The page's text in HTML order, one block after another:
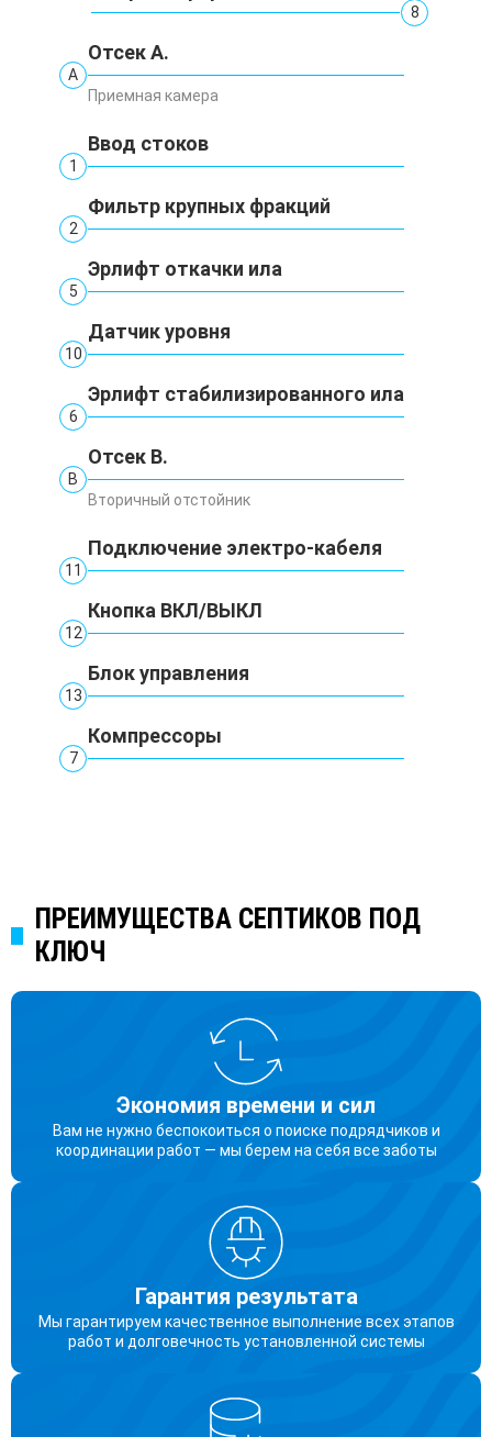
8
Отсек А.
А
Приемная камера
Ввод стоков
1
Фильтр крупных фракций
2
Эрлифт откачки ила
5
Датчик уровня
10
Эрлифт стабилизированного ила
6
Отсек В.
В
Вторичный отстойник
Подключение электро-кабеля
11
Кнопка ВКЛ/ВЫКЛ
12
Блок управления
13
Компрессоры
7
ПРЕИМУЩЕСТВА СЕПТИКОВ ПОД
КЛЮЧ
Экономия времени и сил
Вам не нужно беспокоиться о поиске подрядчиков и
координации работ — мы берем на себя все заботы
Гарантия результата
Мы гарантируем качественное выполнение всех этапов
работ и долговечность установленной системы